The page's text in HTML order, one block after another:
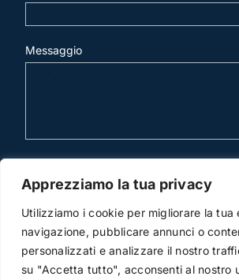
Apprezziamo la tua privacy
Utilizziamo i cookie per migliorare la tua
navigazione, pubblicare annunci o
personalizzati e analizzare il nostro
su "Accetta tutto", acconsenti al nostro
Messaggio
invia mail